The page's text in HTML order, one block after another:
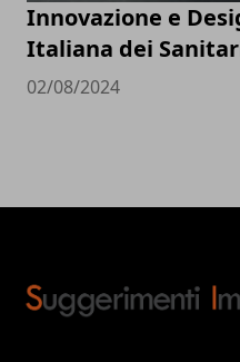
Innovazione e
Italiana dei
02/08/2024